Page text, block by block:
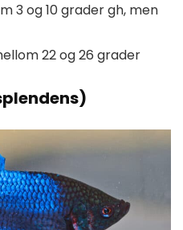
3 og 10 grader gh, men
22 og 26 grader